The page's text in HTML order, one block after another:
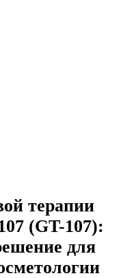
терапии
(GT-107):
для